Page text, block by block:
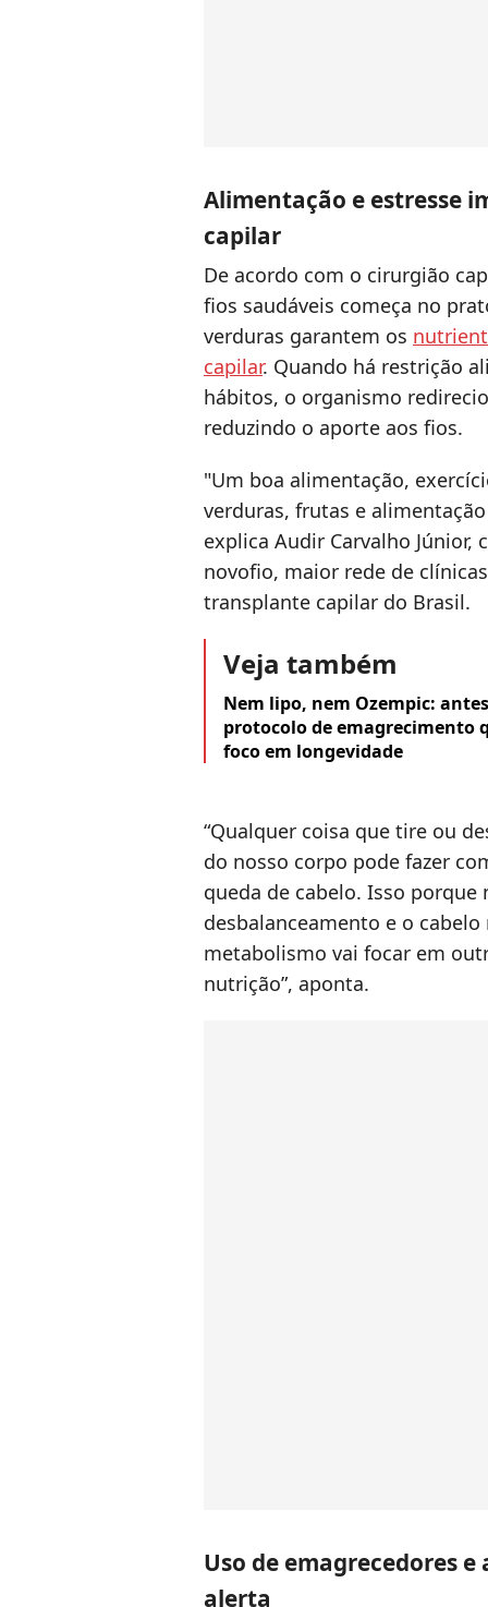
Alimentação e estresse
capilar
De acordo com o cirurgião
fios saudáveis começa no
verduras garantem os
capilar. Quando há restrição
hábitos, o organismo
reduzindo o aporte aos fios.
"Um boa alimentação,
verduras, frutas e
explica Audir Carvalho
novofio, maior rede de
transplante capilar do Brasil.
Veja também
Nem lipo, nem Ozempic:
protocolo de emagrecimento
foco em longevidade
“Qualquer coisa que tire ou
do nosso corpo pode fazer
queda de cabelo. Isso
desbalanceamento e o
metabolismo vai focar em
nutrição”, aponta.
Uso de emagrecedores
alerta